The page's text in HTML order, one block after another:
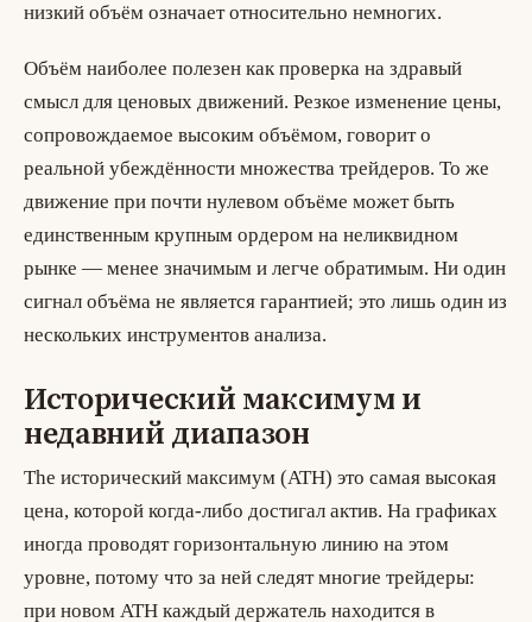
низкий объём означает относительно немногих.
Объём наиболее полезен как проверка на здравый
смысл для ценовых движений. Резкое изменение цены,
сопровождаемое высоким объёмом, говорит о
реальной убеждённости множества трейдеров. То же
движение при почти нулевом объёме может быть
единственным крупным ордером на неликвидном
рынке — менее значимым и легче обратимым. Ни один
сигнал объёма не является гарантией; это лишь один из
нескольких инструментов анализа.
Исторический максимум и
недавний диапазон
The исторический максимум (ATH) это самая высокая
цена, которой когда-либо достигал актив. На графиках
иногда проводят горизонтальную линию на этом
уровне, потому что за ней следят многие трейдеры:
при новом ATH каждый держатель находится в